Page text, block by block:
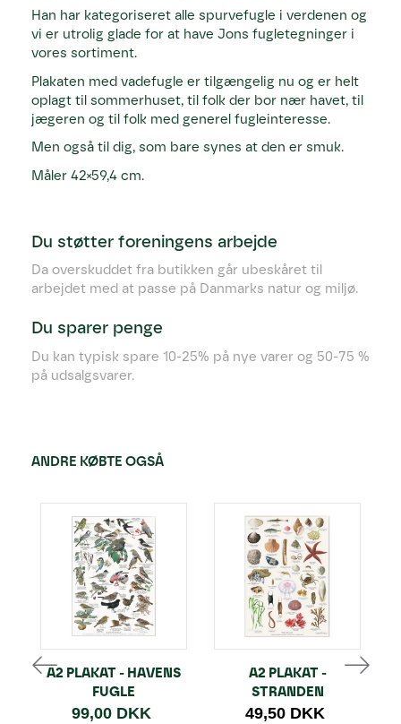
Han har kategoriseret alle spurvefugle i verdenen og
vi er utrolig glade for at have Jons fugletegninger i
vores sortiment.
Plakaten med vadefugle er tilgængelig nu og er helt
oplagt til sommerhuset, til folk der bor nær havet, til
jægeren og til folk med generel fugleinteresse.
Men også til dig, som bare synes at den er smuk.
Måler 42×59,4 cm.
Du støtter foreningens arbejde
Da overskuddet fra butikken går ubeskåret til
arbejdet med at passe på Danmarks natur og miljø.
Du sparer penge
Du kan typisk spare 10-25% på nye varer og 50-75 %
på udsalgsvarer.
ANDRE KØBTE OGSÅ
A2 PLAKAT - HAVENS
FUGLE
99,00 DKK
A2 PLAKAT -
STRANDEN
49,50 DKK